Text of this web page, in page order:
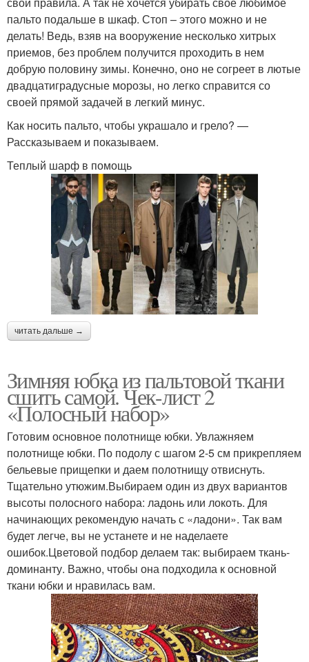
пальто подальше в шкаф. Стоп – этого можно и не
делать! Ведь, взяв на вооружение несколько хитрых
приемов, без проблем получится проходить в нем
добрую половину зимы. Конечно, оно не согреет в лютые
двадцатиградусные морозы, но легко справится со
своей прямой задачей в легкий минус.
Как носить пальто, чтобы украшало и грело? —
Рассказываем и показываем.
Теплый шарф в помощь
читать дальше →
Зимняя юбка из пальтовой ткани
сшить самой. Чек-лист 2
«Полосный набор»
Готовим основное полотнище юбки. Увлажняем
полотнище юбки. По подолу с шагом 2-5 см прикрепляем
бельевые прищепки и даем полотнищу отвиснуть.
Тщательно утюжим.Выбираем один из двух вариантов
высоты полосного набора: ладонь или локоть. Для
начинающих рекомендую начать с «ладони». Так вам
будет легче, вы не устанете и не наделаете
ошибок.Цветовой подбор делаем так: выбираем ткань-
доминанту. Важно, чтобы она подходила к основной
ткани юбки и нравилась вам.